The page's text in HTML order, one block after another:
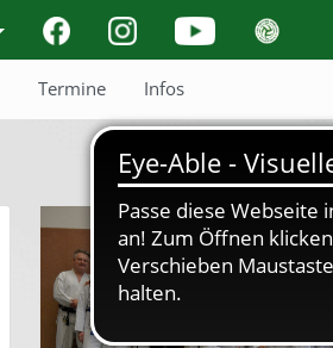
Termine Infos